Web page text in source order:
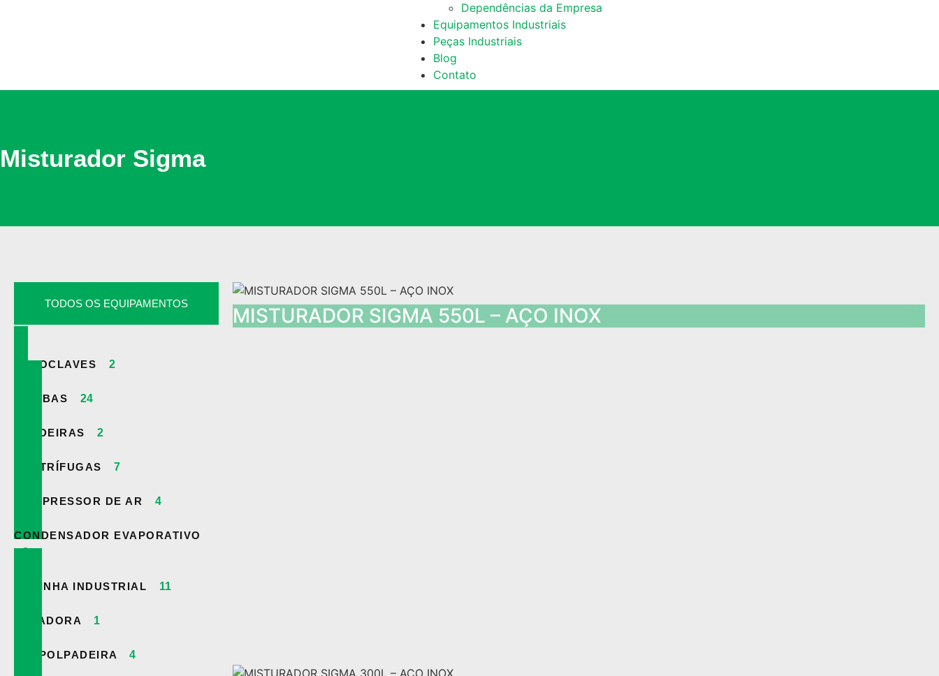
Dependências da Empresa
Equipamentos Industriais
Peças Industriais
Blog
Contato
Misturador Sigma
TODOS OS EQUIPAMENTOS
AUTOCLAVES 2
BOMBAS 24
CALDEIRAS 2
CENTRÍFUGAS 7
COMPRESSOR DE AR 4
CONDENSADOR EVAPORATIVO
3
COZINHA INDUSTRIAL 11
DATADORA 1
DESPOLPADEIRA 4
MISTURADOR SIGMA 550L – AÇO INOX